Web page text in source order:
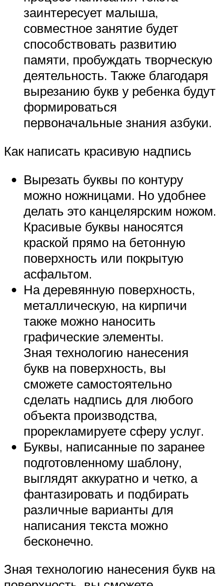
заинтересует малыша,
совместное занятие будет
способствовать развитию
памяти, пробуждать творческую
деятельность. Также благодаря
вырезанию букв у ребенка будут
формироваться
первоначальные знания азбуки.
Как написать красивую надпись
Вырезать буквы по контуру
можно ножницами. Но удобнее
делать это канцелярским ножом.
Красивые буквы наносятся
краской прямо на бетонную
поверхность или покрытую
асфальтом.
На деревянную поверхность,
металлическую, на кирпичи
также можно наносить
графические элементы.
Зная технологию нанесения
букв на поверхность, вы
сможете самостоятельно
сделать надпись для любого
объекта производства,
прорекламируете сферу услуг.
Буквы, написанные по заранее
подготовленному шаблону,
выглядят аккуратно и четко, а
фантазировать и подбирать
различные варианты для
написания текста можно
бесконечно.
Зная технологию нанесения букв на